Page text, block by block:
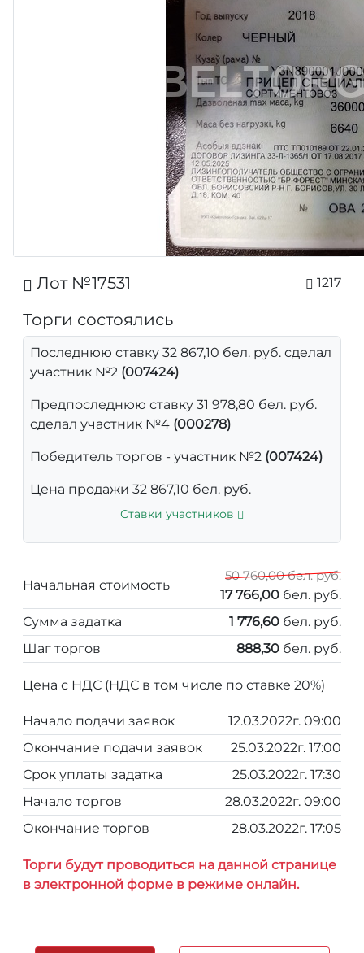
Лот №17531 1217
Торги состоялись
Последнюю ставку 32 867,10 бел. руб. сделал
участник №2 (007424)
Предпоследнюю ставку 31 978,80 бел. руб.
сделал участник №4 (000278)
Победитель торгов - участник №2 (007424)
Цена продажи 32 867,10 бел. руб.
Ставки участников
Начальная стоимость
50 760,00 бел. руб.
17 766,00 бел. руб.
Сумма задатка
1 776,60 бел. руб.
Шаг торгов
888,30 бел. руб.
Цена с НДС (НДС в том числе по ставке 20%)
Начало подачи заявок
12.03.2022г. 09:00
Окончание подачи заявок
25.03.2022г. 17:00
Срок уплаты задатка
25.03.2022г. 17:30
Начало торгов
28.03.2022г. 09:00
Окончание торгов
28.03.2022г. 17:05
Торги будут проводиться на данной странице
в электронной форме в режиме онлайн.